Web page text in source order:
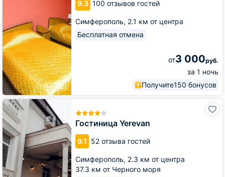
9.3 100 отзывов гостей
Симферополь, 2.1 км от центра
Бесплатная отмена
от3 000руб.
за 1 ночь
Получите150 бонусов
Гостиница Yerevan
9.1 52 отзыва гостей
Симферополь, 2.3 км от центра
37.3 км от Черного моря
Гостиница
Yerevan